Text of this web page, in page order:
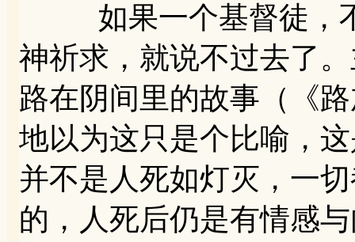
如果一个基督徒，不
神祈求，就说不过去了
路在阴间里的故事（《
地以为这只是个比喻，
并不是人死如灯灭，一
的，人死后仍是有情感